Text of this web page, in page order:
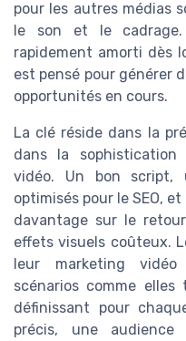
pour les autres médias
le son et le cadrage.
rapidement amorti dès
est pensé pour générer
opportunités en cours.
La clé réside dans la
dans la
vidéo. Un bon
optimisés pour le SEO,
davantage sur le
effets visuels coûteux.
leur marketing
scénarios comme
définissant pour
précis, une